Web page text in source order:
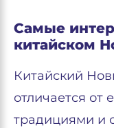
Самые
китайском
Китайский
отличается от
традициями и